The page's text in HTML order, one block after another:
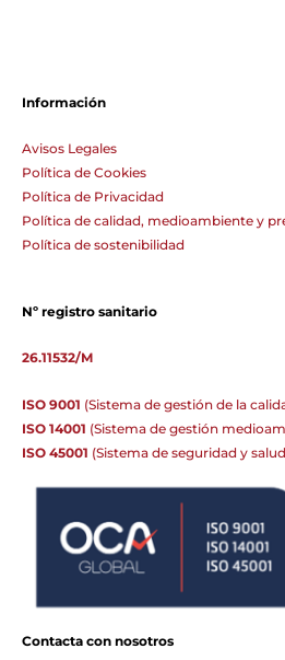
Información
Avisos Legales
Política de Cookies
Política de Privacidad
Política de calidad, medioambiente y
Política de sostenibilidad
Nº registro sanitario
26.11532/M
ISO 9001 (Sistema de gestión de la
ISO 14001 (Sistema de gestión
ISO 45001 (Sistema de seguridad y
Contacta con nosotros